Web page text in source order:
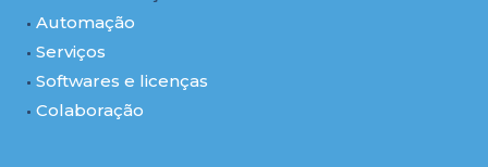
Automação
Serviços
Softwares e licenças
Colaboração